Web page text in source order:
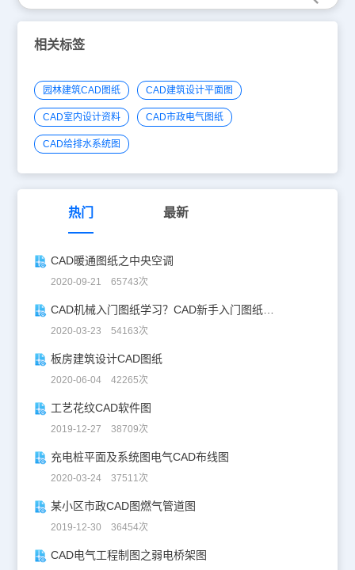
相关标签
园林建筑CAD图纸 CAD建筑设计平面图
CAD室内设计资料 CAD市政电气图纸
CAD给排水系统图
热门 最新
CAD暖通图纸之中央空调
2020-09-21 65743次
CAD机械入门图纸学习？CAD新手入门图纸练习
2020-03-23 54163次
板房建筑设计CAD图纸
2020-06-04 42265次
工艺花纹CAD软件图
2019-12-27 38709次
充电桩平面及系统图电气CAD布线图
2020-03-24 37511次
某小区市政CAD图燃气管道图
2019-12-30 36454次
CAD电气工程制图之弱电桥架图